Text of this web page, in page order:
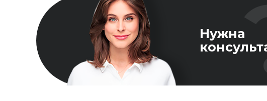
Нужна